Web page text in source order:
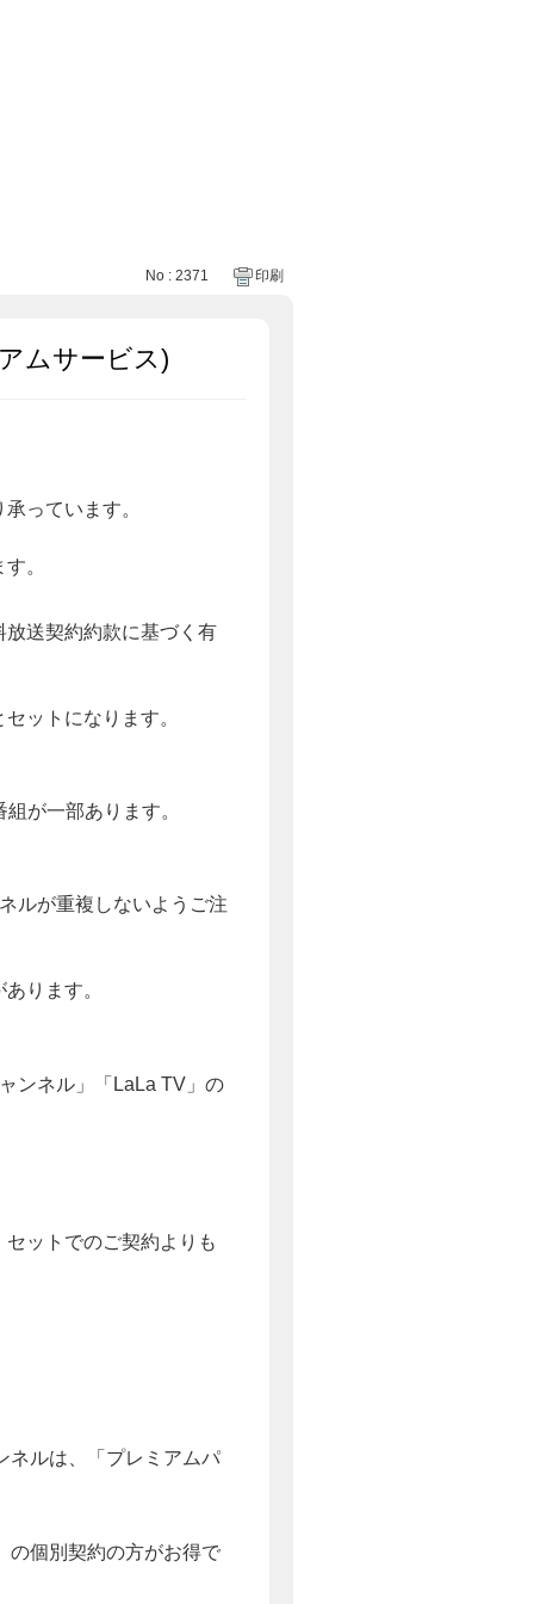
No : 2371 印刷
ムサービス)
っています。
。
送契約約款に基づく有
ットになります。
が一部あります。
ルが重複しないようご注
ります。
ンネル」「LaLa TV」の
ットでのご契約よりも
ルは、「プレミアムパ
個別契約の方がお得で